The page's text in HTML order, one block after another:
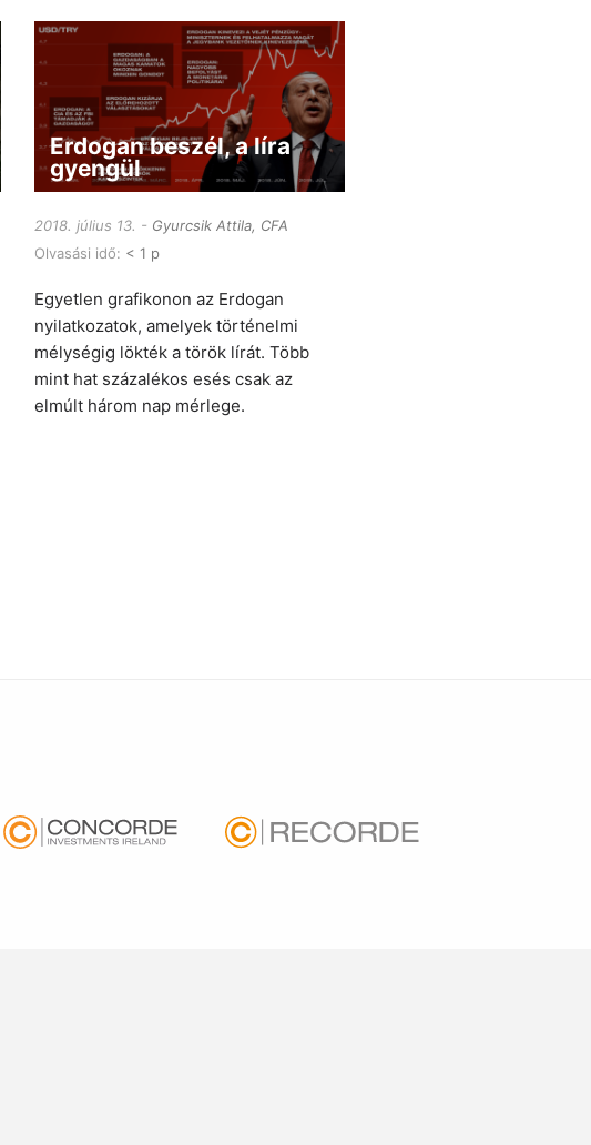
Erdogan beszél, a líra
gyengül
2018. július 13.
Gyurcsik Attila, CFA
Olvasási idő: < 1 p
Egyetlen grafikonon az Erdogan
nyilatkozatok, amelyek történelmi
mélységig lökték a török lírát. Több
mint hat százalékos esés csak az
elmúlt három nap mérlege.